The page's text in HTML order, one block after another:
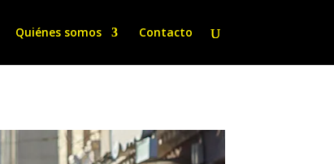
Quiénes somos Contacto